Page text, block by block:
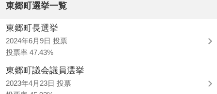
東郷町選挙一覧
東郷町長選挙
2024年6月9日 投票
投票率 47.43%
東郷町議会議員選挙
2023年4月23日 投票